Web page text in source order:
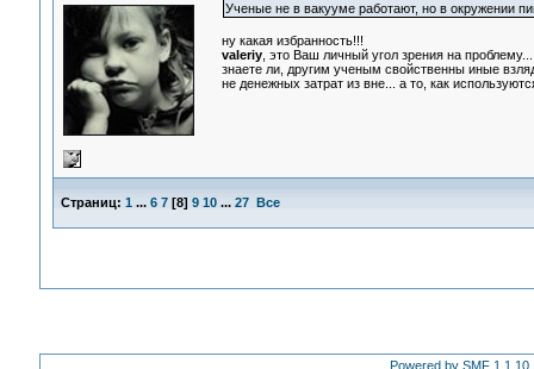
Ученые не в вакууме работают, но в окружении
ну какая избранность!!!
valeriy, это Ваш личный угол зрения на проблему...
знаете ли, другим ученым свойственны иные
не денежных затрат из вне... а то, как
Страниц: 1 ... 6 7[8] 9 10 ... 27 Все
Powered by SMF 1.1.10